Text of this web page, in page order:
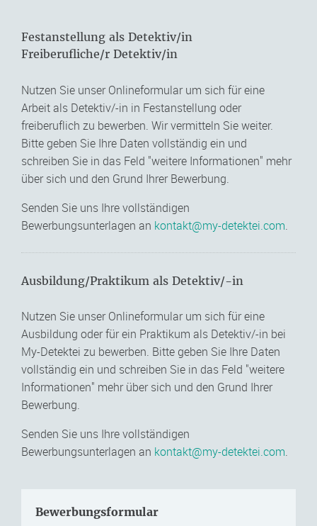
Festanstellung als Detektiv/in
Freiberufliche/r Detektiv/in
Nutzen Sie unser Onlineformular um sich für eine
Arbeit als Detektiv/-in in Festanstellung oder
freiberuflich zu bewerben. Wir vermitteln Sie weiter.
Bitte geben Sie Ihre Daten vollständig ein und
schreiben Sie in das Feld "weitere Informationen" mehr
über sich und den Grund Ihrer Bewerbung.
Senden Sie uns Ihre vollständigen
Bewerbungsunterlagen an kontakt@my-detektei.com.
Ausbildung/Praktikum als Detektiv/-in
Nutzen Sie unser Onlineformular um sich für eine
Ausbildung oder für ein Praktikum als Detektiv/-in bei
My-Detektei zu bewerben. Bitte geben Sie Ihre Daten
vollständig ein und schreiben Sie in das Feld "weitere
Informationen" mehr über sich und den Grund Ihrer
Bewerbung.
Senden Sie uns Ihre vollständigen
Bewerbungsunterlagen an kontakt@my-detektei.com.
Bewerbungsformular